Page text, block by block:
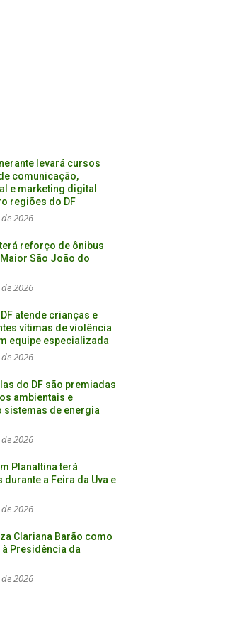
levará cursos
comunicação,
e marketing digital
regiões do DF
2026
reforço de ônibus
São João do
2026
atende crianças e
vítimas de violência
equipe especializada
2026
do DF são premiadas
ambientais e
sistemas de energia
2026
Planaltina terá
durante a Feira da Uva e
2026
Clariana Barão como
Presidência da
2026